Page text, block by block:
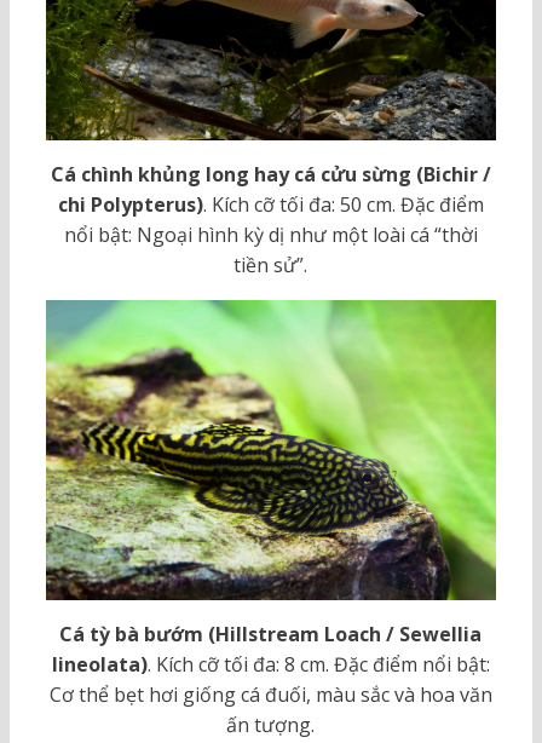
Cá chình khủng long hay cá cửu sừng (Bichir /
chi Polypterus). Kích cỡ tối đa: 50 cm. Đặc điểm
nổi bật: Ngoại hình kỳ dị như một loài cá “thời
tiền sử”.
Cá tỳ bà bướm (Hillstream Loach / Sewellia
lineolata). Kích cỡ tối đa: 8 cm. Đặc điểm nổi bật:
Cơ thể bẹt hơi giống cá đuối, màu sắc và hoa văn
ấn tượng.